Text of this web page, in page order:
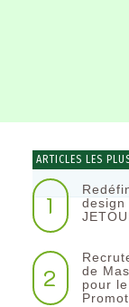
ARTICLES LES
1
design
2
de
pour